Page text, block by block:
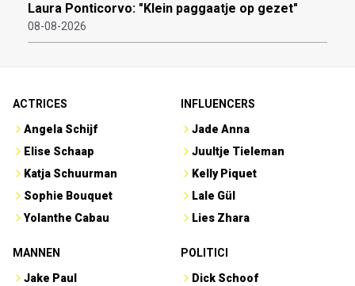
Laura Ponticorvo: "Klein paggaatje op gezet"
08-08-2026
ACTRICES
Angela Schijf
Elise Schaap
Katja Schuurman
Sophie Bouquet
Yolanthe Cabau
INFLUENCERS
Jade Anna
Juultje Tieleman
Kelly Piquet
Lale Gül
Lies Zhara
MANNEN
Jake Paul
POLITICI
Dick Schoof